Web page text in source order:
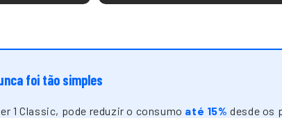
foi tão simples
1 Classic, pode reduzir o consumo até 15% desde os